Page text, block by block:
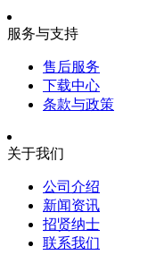
服务与支持
售后服务
下载中心
条款与政策
关于我们
公司介绍
新闻资讯
招贤纳士
联系我们